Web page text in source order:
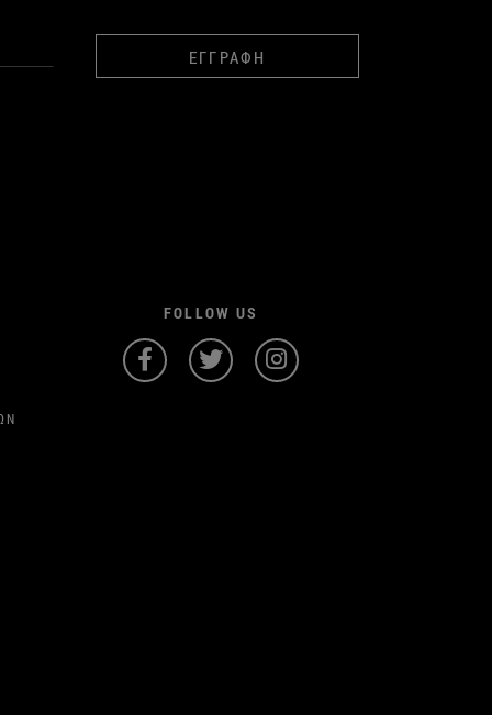
ΕΓΓΡΑΦΗ
FOLLOW US